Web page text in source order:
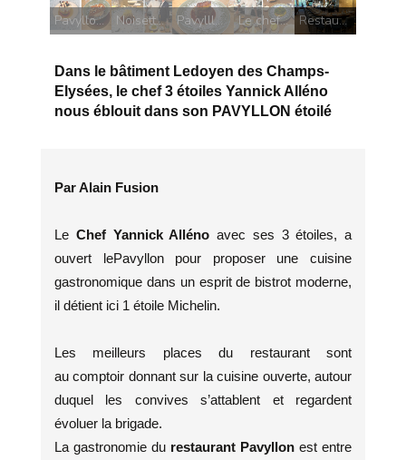
Restaurant Pavyllon Alléno
Le chef Mike présente le Man'ouché
Pavylllon Filet de boeuf Rossini
Noisette de chevreuil - Mike et Miguel
Pavyllon Croustillant aux pommes
Dans le bâtiment Ledoyen des Champs-
Elysées, le chef 3 étoiles Yannick Alléno
nous éblouit dans son PAVYLLON étoilé
Par Alain Fusion
Le Chef Yannick Alléno avec ses 3 étoiles, a
ouvert lePavyllon pour proposer une cuisine
gastronomique dans un esprit de bistrot moderne,
il détient ici 1 étoile Michelin.
Les meilleurs places du restaurant sont
au comptoir donnant sur la cuisine ouverte, autour
duquel les convives s’attablent et regardent
évoluer la brigade.
La gastronomie du restaurant Pavyllon est entre